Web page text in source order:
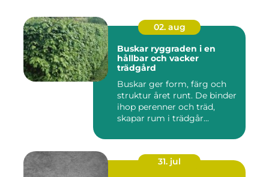
02. aug
Buskar ryggraden i en
hållbar och vacker
trädgård
Buskar ger form, färg och
struktur året runt. De binder
ihop perenner och träd,
skapar rum i trädgår...
31. jul